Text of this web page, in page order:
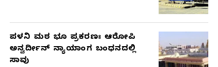
ಪಳನಿ ಮಠ ಭೂ ಪ್ರಕರಣಃ ಆರೋಪಿ
ಅನ್ವರ್ದೀನ್ ನ್ಯಾಯಾಂಗ ಬಂಧನದಲ್ಲಿ
ಸಾವು